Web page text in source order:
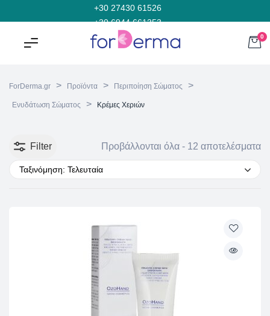
+30 27430 61526
+30 6944 661353
0
ForDerma.gr > Προϊόντα > Περιποίηση Σώματος >
Ενυδάτωση Σώματος > Κρέμες Χεριών
Filter Προβάλλονται όλα - 12 αποτελέσματα
Ταξινόμηση: Τελευταία